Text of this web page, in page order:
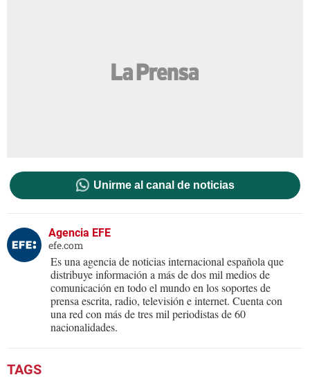
Unirme al canal de noticias
Agencia EFE
efe.com
Es una agencia de noticias internacional española que
distribuye información a más de dos mil medios de
comunicación en todo el mundo en los soportes de
prensa escrita, radio, televisión e internet. Cuenta con
una red con más de tres mil periodistas de 60
nacionalidades.